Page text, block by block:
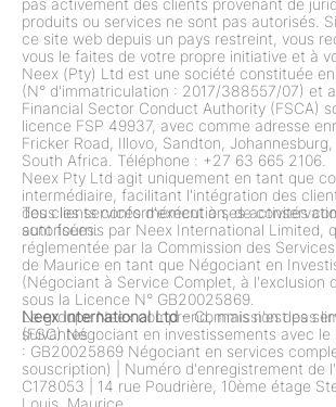
pas activement des clients provenant de
produits ou services ne sont pas autorisés.
ce site web depuis un pays restreint, vous
vous le faites de votre propre initiative et à
Neex (Pty) Ltd est une société constituée
(N° d'immatriculation : 2017/388557/07) et
Financial Sector Conduct Authority (FSCA)
licence FSP 49937, avec comme adresse
Fricker Road, Illovo, Sandton, Johannesburg,
South Africa. Téléphone : +27 63 665 2106.
Neex Pty Ltd agit uniquement en tant que
intermédiaire, facilitant l'intégration des
des clients conformément à ses activités
autorisées.
Tous les services d'exécution, de
sont fournis par Neex International Limited,
réglementée par la Commission des
de Maurice en tant que Négociant en
(Négociant à Service Complet, à l'exclusion
sous la Licence N° GB20025869.
Le groupe Neex comprend, mais n'est pas
suivantes :
Neex International Ltd– Commission des
(FSC) Négociant en investissements avec
: GB20025869 Négociant en services
souscription)
Numéro d'enregistrement de
C178053
14 rue Poudrière, 10ème étage
Louis, Maurice.